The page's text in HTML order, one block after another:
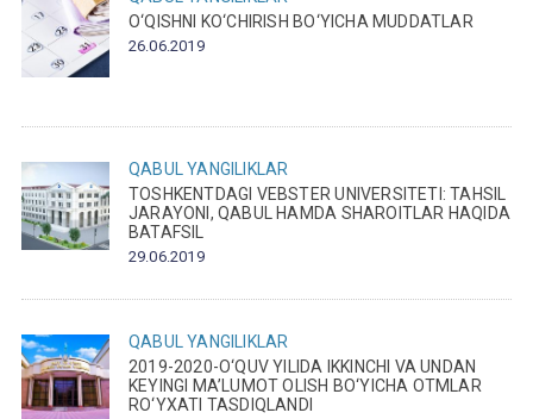
O‘QISHNI KO‘CHIRISH BO‘YICHA MUDDATLAR
26.06.2019
QABUL
YANGILIKLAR
TOSHKENTDAGI VEBSTER UNIVERSITETI: TAHSIL
JARAYONI, QABUL HAMDA SHAROITLAR HAQIDA
BATAFSIL
29.06.2019
QABUL
YANGILIKLAR
2019-2020-O‘QUV YILIDA IKKINCHI VA UNDAN
KEYINGI MA’LUMOT OLISH BO‘YICHA OTMLAR
RO‘YXATI TASDIQLANDI